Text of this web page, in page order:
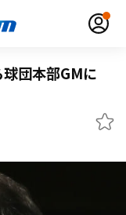
球団本部GMに